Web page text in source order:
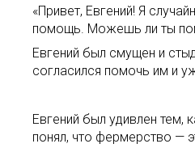
«Привет, Евгений! Я
помощь. Можешь ли ты
Евгений был смущен и
согласился помочь им и
Евгений был удивлен
понял, что фермерство —